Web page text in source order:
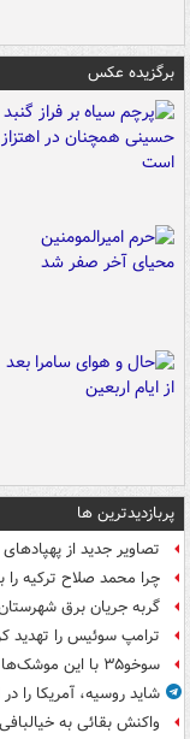
برگزیده عکس
پربازدیدترین ها
تصاویر جدید از
چرا محمد صلاح ترکیه را
گربه جریان برق
ترامپ سوئیس را تهدید
سوخو۳۵ با این موشک‌ها به ناوهای‌جنگی حمله می‌کند
شاید روسیه، آمریکا را
واکنش بقائی به